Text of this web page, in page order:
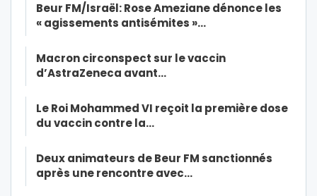
Beur FM/Israël: Rose Ameziane dénonce les
« agissements antisémites »…
Macron circonspect sur le vaccin
d’AstraZeneca avant…
Le Roi Mohammed VI reçoit la première dose
du vaccin contre la…
Deux animateurs de Beur FM sanctionnés
après une rencontre avec…